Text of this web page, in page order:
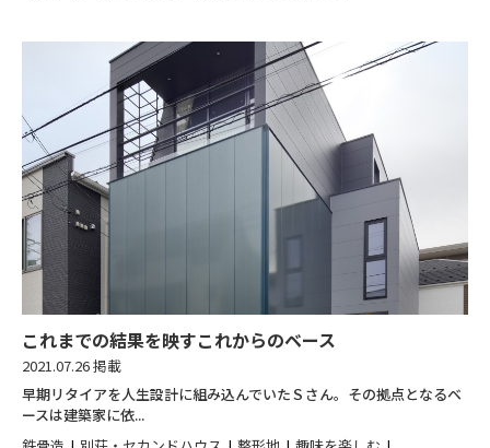
これまでの結果を映すこれからのベース
2021.07.26 掲載
早期リタイアを人生設計に組み込んでいたＳさん。その拠点となるベ
ースは建築家に依...